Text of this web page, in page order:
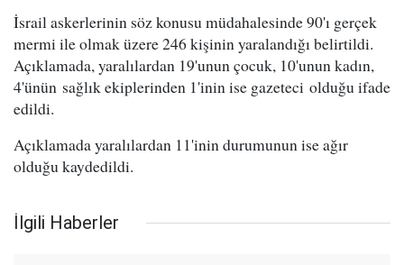
İsrail askerlerinin söz konusu müdahalesinde 90'ı gerçek
mermi ile olmak üzere 246 kişinin yaralandığı belirtildi.
Açıklamada, yaralılardan 19'unun çocuk, 10'unun kadın,
4'ünün sağlık ekiplerinden 1'inin ise gazeteci olduğu ifade
edildi.
Açıklamada yaralılardan 11'inin durumunun ise ağır
olduğu kaydedildi.
İlgili Haberler